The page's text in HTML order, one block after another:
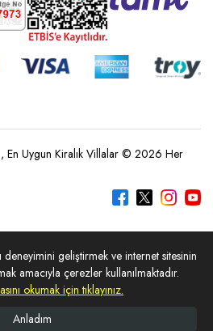
En Uygun Kiralık Villalar © 2026 Her
deneyimini geliştirmek ve internet sitesinin
amacıyla çerezler kullanılmaktadır.
okumak için tıklayınız.
Anladım